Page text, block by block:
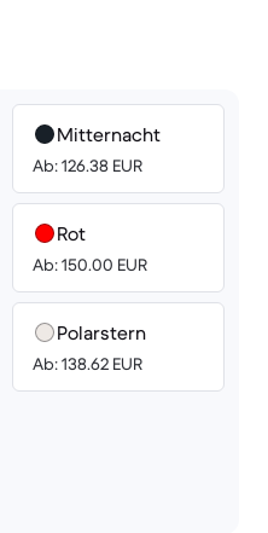
Mitternacht
Ab: 126.38 EUR
Rot
Ab: 150.00 EUR
Polarstern
Ab: 138.62 EUR